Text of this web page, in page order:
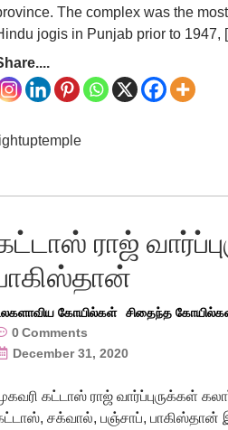
The complex was the
jogis in Punjab prior to 1947,
lightuptemple
ராஜ்
கோயில்கள்
சிதைந்த
0Comments
December 31, 2020
கட்டாஸ் ராஜ் வார்ப்புருக்கள்
சக்வால், பஞ்சாப்,